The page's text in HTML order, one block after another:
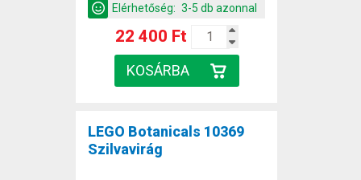
Elérhetőség: 3-5 db azonnal
22 400 Ft
LEGO Botanicals 10369
Szilvavirág